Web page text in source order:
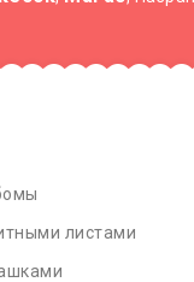
листами